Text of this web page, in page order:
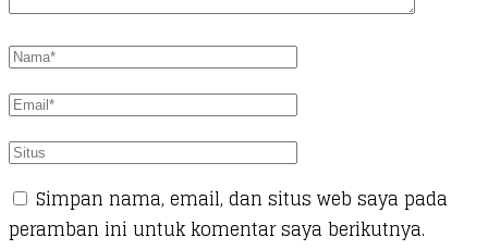
Simpan nama, email, dan situs web saya pada
peramban ini untuk komentar saya berikutnya.